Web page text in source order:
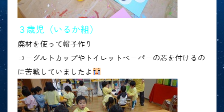
３歳児（いるか組）
廃材を使って帽子作り
ヨーグルトカップやトイレットペーパーの芯を付けるの
に苦戦していましたよ